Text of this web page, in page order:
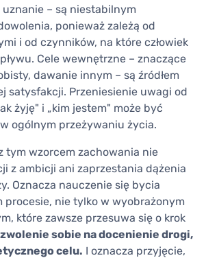
– są niestabilnym
ponieważ zależą od
i od czynników, na które człowiek
Cele wewnętrzne – znaczące
dawanie innym – są źródłem
satysfakcji. Przeniesienie uwagi od
żyję" i „kim jestem" może być
ogólnym przeżywaniu życia.
tym wzorcem zachowania nie
z ambicji ani zaprzestania dążenia
Oznacza nauczenie się bycia
procesie, nie tylko w wyobrażonym
które zawsze przesuwa się o krok
sobie na docenienie drogi,
celu. I oznacza przyjęcie,